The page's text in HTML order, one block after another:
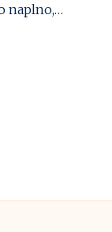
naplno,…